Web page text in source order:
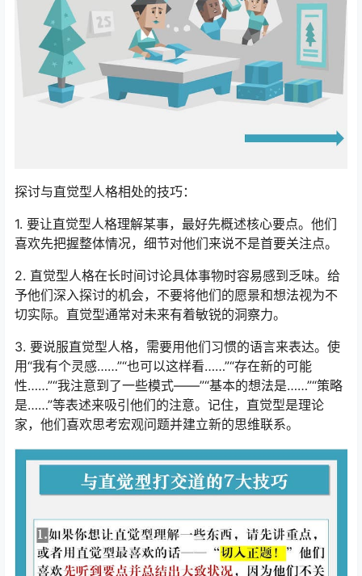
探讨与直觉型人格相处的技巧：
1. 要让直觉型人格理解某事，最好先概述核心要点。他们
喜欢先把握整体情况，细节对他们来说不是首要关注点。
2. 直觉型人格在长时间讨论具体事物时容易感到乏味。给
予他们深入探讨的机会，不要将他们的愿景和想法视为不
切实际。直觉型通常对未来有着敏锐的洞察力。
3. 要说服直觉型人格，需要用他们习惯的语言来表达。使
用“我有个灵感……”“也可以这样看……”“存在新的可能
性……”“我注意到了一些模式——”“基本的想法是……”“策略
是……”等表述来吸引他们的注意。记住，直觉型是理论
家，他们喜欢思考宏观问题并建立新的思维联系。